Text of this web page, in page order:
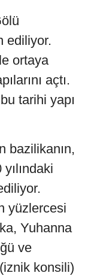
ediliyor.
ortaya
açtı.
tarihi yapı
bazilikanın,
yüzlercesi
Yuhanna
ve
konsili)